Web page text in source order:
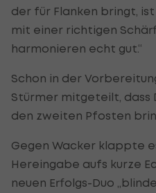
der für Flanken bringt,
mit einer richtigen
harmonieren echt gut.“
Schon in der
Stürmer mitgeteilt, dass
den zweiten Pfosten
Gegen Wacker klappte
Hereingabe aufs kurze
neuen Erfolgs-Duo